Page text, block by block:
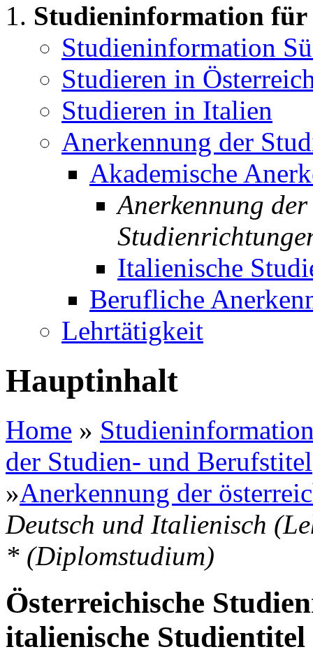
Studieninformation für
Studieninformation
Studieren in
Studieren in Italien
Anerkennung der
Akademische
Anerkennung
Italienische
Berufliche
Lehrtätigkeit
Hauptinhalt
Home »
der Studien- und Berufstitel
»Anerkennung der
Deutsch und Italienisch
* (Diplomstudium)
Österreichische
italienische